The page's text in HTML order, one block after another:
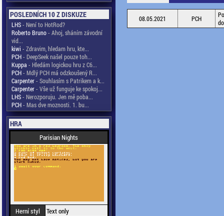
POSLEDNÍCH 10 Z DISKUZE
LHS- Není to HotRod?
Roberto Bruno- Ahoj, sháním závodní
vid...
kiwi - Zdravim, hledam hru, kte...
PCH- DeepSeek našel pouze toh...
Kuppa - Hledám logickou hru z C6...
PCH- Mdlý PCH má odzkoušený R...
Carpenter- Souhlasím s Patrikem a k...
Carpenter- Vše už funguje ke spokoj...
LHS- Nerozporuju. Jen mě poba...
PCH- Mas dve moznosti. 1. bu...
HRA
Parisian Nights
Herní styl
Text only
08.05.2021 PCH